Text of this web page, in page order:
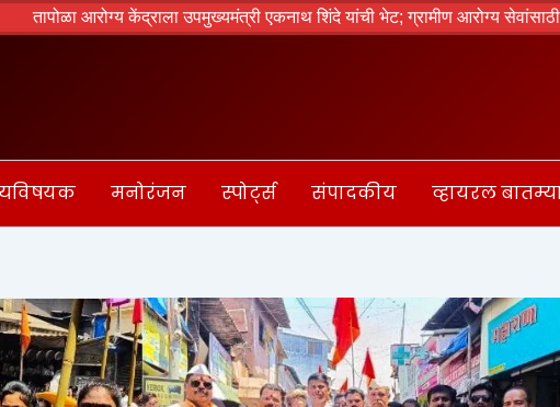
केंद्राला उपमुख्यमंत्री एकनाथ शिंदे यांची भेट; ग्रामीण आरोग्य सेवांसाठी आवश्यक
मनोरंजन स्पोर्ट्स संपादकीय व्हायरल